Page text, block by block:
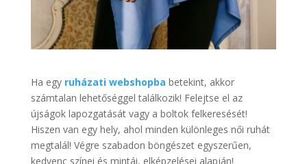
Ha egy ruházati webshopba betekint, akkor
számtalan lehetőséggel találkozik! Felejtse el az
újságok lapozgatását vagy a boltok felkeresését!
Hiszen van egy hely, ahol minden különleges női ruhát
megtalál! Végre szabadon böngészet egyszerűen,
kedvenc színei és mintái, elképzelései alapján!